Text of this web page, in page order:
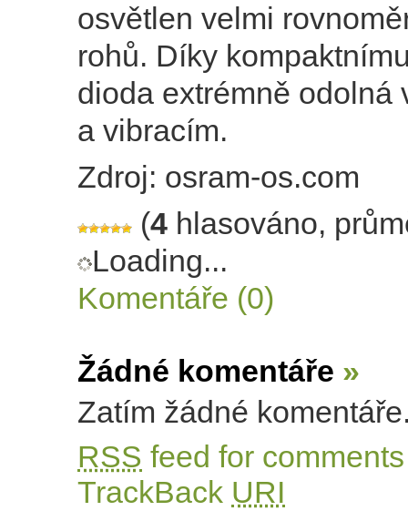
osvětlen velmi
rohů. Díky
dioda extrémně odolná
a vibracím.
Zdroj: osram-os.com
(4 hlasováno,
Loading...
Komentáře (0)
Žádné komentáře »
Zatím žádné
RSS feed for
TrackBack URI